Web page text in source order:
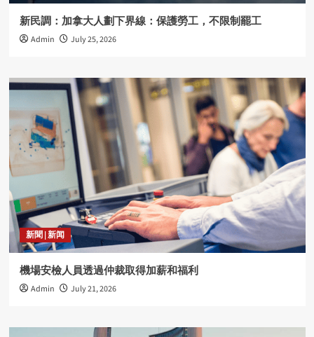
新民調：加拿大人劃下界線：保護勞工，不限制罷工
Admin July 25, 2026
新聞 | 新闻
機場安檢人員透過仲裁取得加薪和福利
Admin July 21, 2026